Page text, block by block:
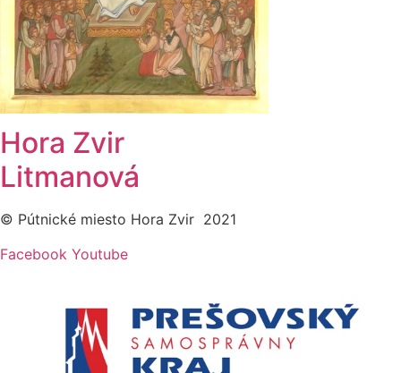
Hora Zvir
Litmanová
© Pútnické miesto Hora Zvir 2021
Facebook Youtube